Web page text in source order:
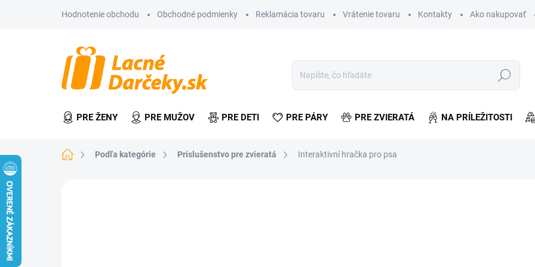
Hodnotenie obchodu Obchodné podmienky Reklamácia tovaru Vrátenie tovaru Kontakty Ako nakupovať
Hľadať
PRE ŽENY PRE MUŽOV PRE DETI PRE PÁRY PRE ZVIERATÁ NA PRÍLEŽITOSTI
DomovPodľa kategórie Príslušenstvo pre zvieratá Interaktivní hračka pro psa